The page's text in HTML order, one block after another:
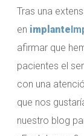
Tras una
en implante
afirmar que
pacientes el
con una
que nos
nuestro blog